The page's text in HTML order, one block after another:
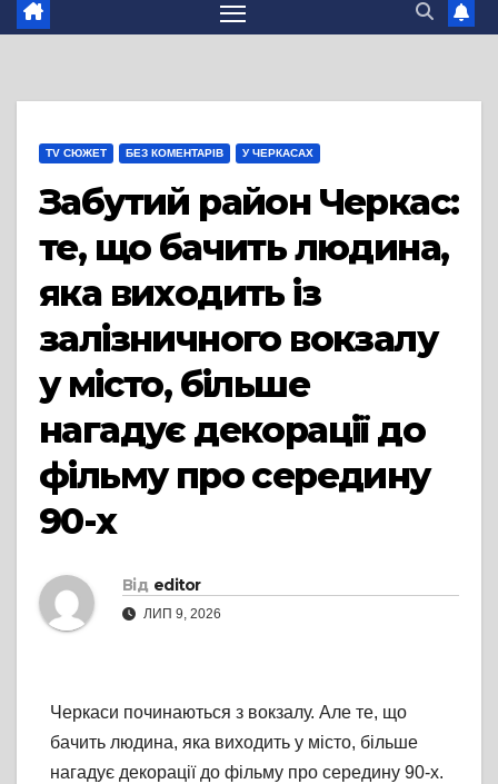
TV СЮЖЕТ БЕЗ КОМЕНТАРІВ У ЧЕРКАСАХ
Забутий район Черкас:
те, що бачить людина,
яка виходить із
залізничного вокзалу
у місто, більше
нагадує декорації до
фільму про середину
90-х
Від editor
ЛИП 9, 2026
Черкаси починаються з вокзалу. Але те, що
бачить людина, яка виходить у місто, більше
нагадує декорації до фільму про середину 90-х.